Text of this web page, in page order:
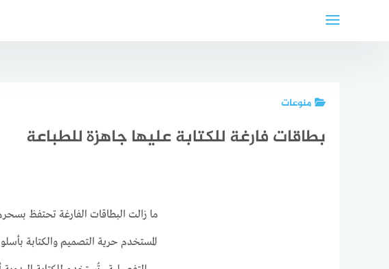
منوعات
بطاقات فارغة للكتابة عليها جاهزة للطباعة
ما زالت البطاقات الفارغة تحتفظ
المستخدم حرية التصميم والكتابة